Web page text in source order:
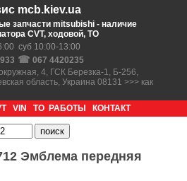
mcb.kiev.ua
запчасти mitsubishi - наличие
CVT, ходовой, ТО
суб 10:00-13:00
☎ 067 4420235
4, ГСК Березка-1, Б-256,
область, Украина 08131 >>> как
VIN ТО РАБОТЫ КОНТАКТ
Эмблема передняя